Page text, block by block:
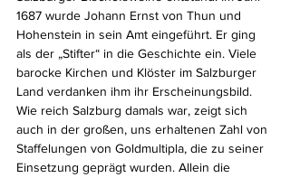
1687 wurde Johann Ernst von Thun und
Hohenstein in sein Amt eingeführt. Er ging
als der „Stifter“ in die Geschichte ein. Viele
barocke Kirchen und Klöster im Salzburger
Land verdanken ihm ihr Erscheinungsbild.
Wie reich Salzburg damals war, zeigt sich
auch in der großen, uns erhaltenen Zahl von
Staffelungen von Goldmultipla, die zu seiner
Einsetzung geprägt wurden. Allein die